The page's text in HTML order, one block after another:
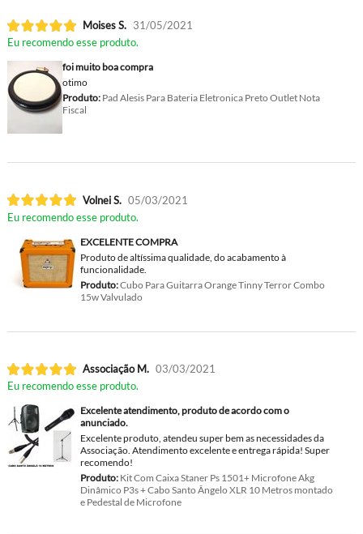
Moises S. 31/05/2021
Eu recomendo esse produto.
foi muito boa compra
otimo
Produto:Pad Alesis Para Bateria Eletronica Preto Outlet Nota
Fiscal
Volnei S. 05/03/2021
Eu recomendo esse produto.
EXCELENTE COMPRA
Produto de altíssima qualidade, do acabamento à
funcionalidade.
Produto:Cubo Para Guitarra Orange Tinny Terror Combo
15w Valvulado
Associação M. 03/03/2021
Eu recomendo esse produto.
Excelente atendimento, produto de acordo com o
anunciado.
Excelente produto, atendeu super bem as necessidades da
Associação. Atendimento excelente e entrega rápida! Super
recomendo!
Produto:Kit Com Caixa Staner Ps 1501+ Microfone Akg
Dinâmico P3s + Cabo Santo Ângelo XLR 10 Metros montado
e Pedestal de Microfone